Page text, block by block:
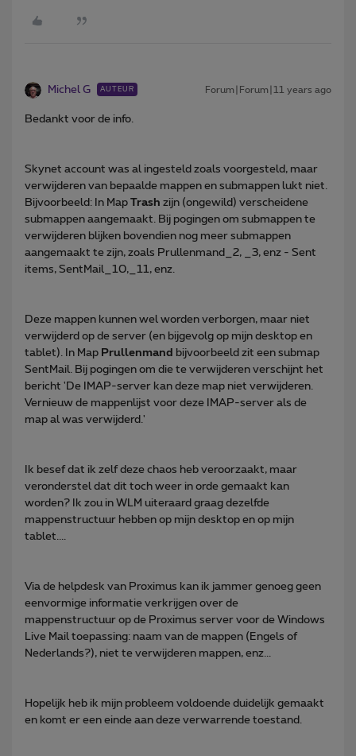
Michel G AUTEUR Forum|Forum|11 years ago
Bedankt voor de info.
Skynet account was al ingesteld zoals voorgesteld, maar
verwijderen van bepaalde mappen en submappen lukt niet.
Bijvoorbeeld: In Map Trash zijn (ongewild) verscheidene
submappen aangemaakt. Bij pogingen om submappen te
verwijderen blijken bovendien nog meer submappen
aangemaakt te zijn, zoals Prullenmand_2, _3, enz - Sent
items, SentMail_10,_11, enz.
Deze mappen kunnen wel worden verborgen, maar niet
verwijderd op de server (en bijgevolg op mijn desktop en
tablet). In Map Prullenmand bijvoorbeeld zit een submap
SentMail. Bij pogingen om die te verwijderen verschijnt het
bericht 'De IMAP-server kan deze map niet verwijderen.
Vernieuw de mappenlijst voor deze IMAP-server als de
map al was verwijderd.'
Ik besef dat ik zelf deze chaos heb veroorzaakt, maar
veronderstel dat dit toch weer in orde gemaakt kan
worden? Ik zou in WLM uiteraard graag dezelfde
mappenstructuur hebben op mijn desktop en op mijn
tablet....
Via de helpdesk van Proximus kan ik jammer genoeg geen
eenvormige informatie verkrijgen over de
mappenstructuur op de Proximus server voor de Windows
Live Mail toepassing: naam van de mappen (Engels of
Nederlands?), niet te verwijderen mappen, enz...
Hopelijk heb ik mijn probleem voldoende duidelijk gemaakt
en komt er een einde aan deze verwarrende toestand.